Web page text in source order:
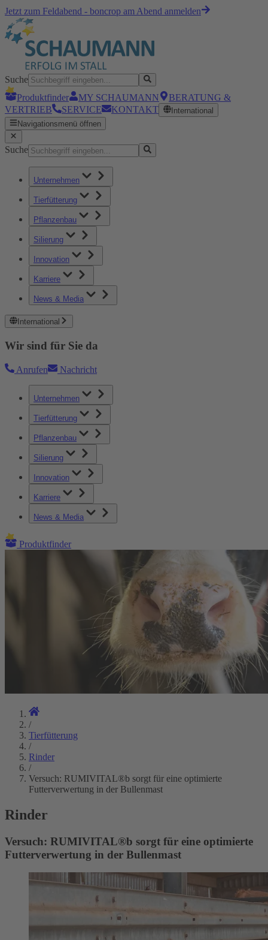
Jetzt zum Feldabend - boncrop am Abend anmelden
Suche
Produktfinder
MY SCHAUMANN
BERATUNG &
VERTRIEB
SERVICE KONTAKT
International
Navigationsmenü öffnen
Suche
Unternehmen
Tierfütterung
Pflanzenbau
Silierung
Innovation
Karriere
News & Media
International
Wir sind für Sie da
Anrufen Nachricht
Unternehmen
Tierfütterung
Pflanzenbau
Silierung
Innovation
Karriere
News & Media
Produktfinder
/
Tierfütterung
/
Rinder
/
Versuch: RUMIVITAL®b sorgt für eine optimierte
Futterverwertung in der Bullenmast
Rinder
Versuch: RUMIVITAL®b sorgt für eine optimierte
Futterverwertung in der Bullenmast